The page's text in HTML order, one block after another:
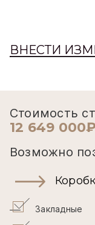
ВНЕСТИ
Стоимость
12 649 000₽
Возможно
Закладные